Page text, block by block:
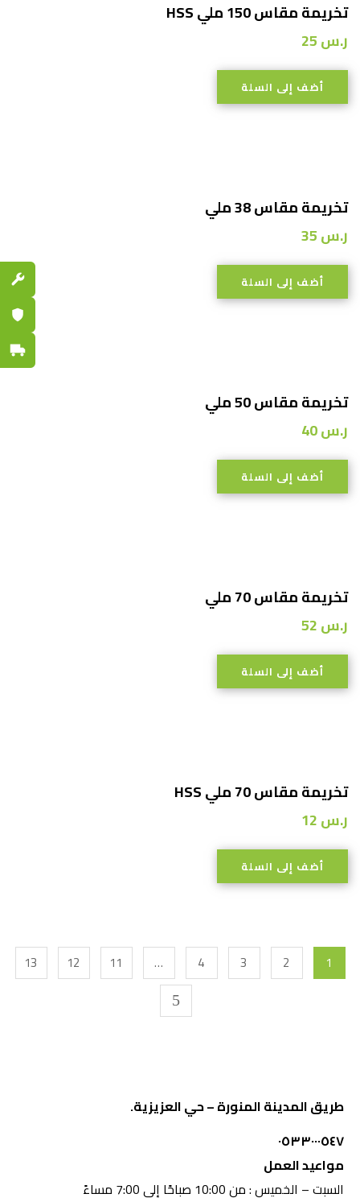
تخريمة مقاس 150 ملي HSS
ر.س25
أضف إلى السلة
تخريمة مقاس 38 ملي
ر.س35
أضف إلى السلة
تخريمة مقاس 50 ملي
ر.س40
أضف إلى السلة
تخريمة مقاس 70 ملي
ر.س52
أضف إلى السلة
تخريمة مقاس 70 ملي HSS
ر.س12
أضف إلى السلة
1
2
3
4
…
11
12
13
طريق المدينة المنورة – حي العزيزية.
٠٥٣٣٠٠٠٥٤٧
مواعيد العمل
السبت – الخميس : من 10:00 صباحًا إلى 7:00 مساءً
قطع
ضمان